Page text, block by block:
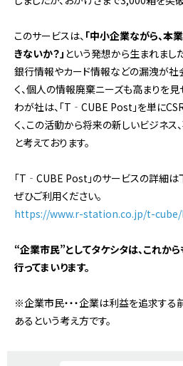
このサービスは、 「中小企業ながら、本
きないか？」 という発想から生まれました
銀行情報やカード情報などの漏洩が社
く、個人の情報廃棄ニーズも高まりを見
わが社は、「T‐CUBE Post」を単に
く、この活動から将来の新しいビジネス
と考えております。
「T‐CUBE Post」のサービスの詳細は
ぜひご利用ください。
https://www.r-station.co.jp/t-
“企業市民”としてタケシタは、これか
行ってまいります。
※企業市民・・・企業は利益を追求する
あるという考え方です。